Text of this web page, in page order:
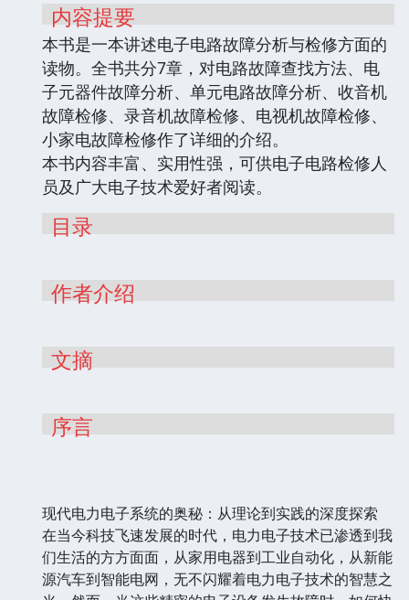
内容提要
本书是一本讲述电子电路故障分析与检修方面的
读物。全书共分7章，对电路故障查找方法、电
子元器件故障分析、单元电路故障分析、收音机
故障检修、录音机故障检修、电视机故障检修、
小家电故障检修作了详细的介绍。
本书内容丰富、实用性强，可供电子电路检修人
员及广大电子技术爱好者阅读。
目录
作者介绍
文摘
序言
现代电力电子系统的奥秘：从理论到实践的深度探索
在当今科技飞速发展的时代，电力电子技术已渗透到我
们生活的方方面面，从家用电器到工业自动化，从新能
源汽车到智能电网，无不闪耀着电力电子技术的智慧之